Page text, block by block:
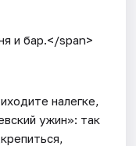
и бар.</span>
налегке,
ужин»: так